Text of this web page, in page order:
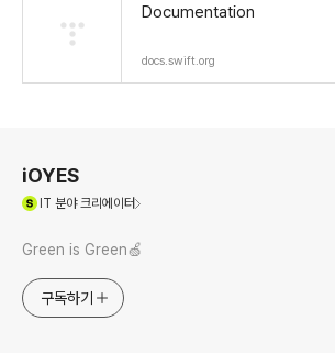
Documentation
docs.swift.org
iOYES
IT 분야 크리에이터
Green is Green🍏
구독하기